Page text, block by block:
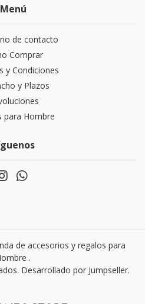
Menú
de contacto
Comprar
y Condiciones
y Plazos
para Hombre
de accesorios y regalos para
.
Desarrollado por Jumpseller.